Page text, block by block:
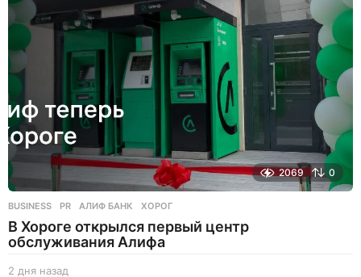
д
2069 0
BUSINESS ,PR АЛИФ БАНК ,ХОРОГ
В Хороге открылся первый центр
обслуживания Алифа
2 дня назад